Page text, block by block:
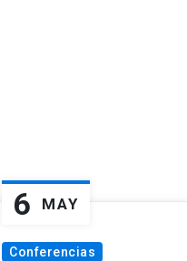
6 MAY
Conferencias